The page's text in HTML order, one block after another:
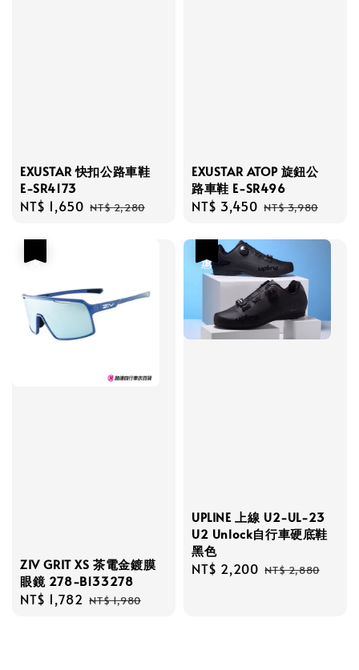
EXUSTAR 快扣公路車鞋
E-SR4173
Sale
NT$ 1,650 Regular
NT$ 2,280
EXUSTAR ATOP 旋鈕公
路車鞋 E-SR496
Sale
NT$ 3,450 Regular
NT$ 3,980
ZIV GRIT XS 茶電金鍍膜
眼鏡 278-B133278
Sale
NT$ 1,782 Regular
NT$ 1,980
UPLINE 上線 U2-UL-23
U2 Unlock自行車硬底鞋
黑色
Sale
NT$ 2,200 Regular
NT$ 2,880